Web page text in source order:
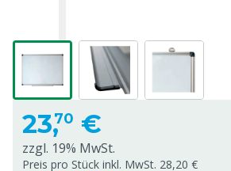
23,70 €
zzgl. 19% MwSt.
Preis pro Stück inkl. MwSt. 28,20 €